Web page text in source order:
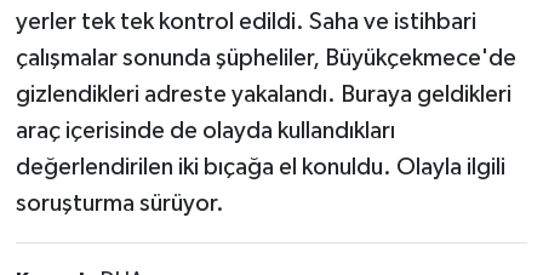
yerler tek tek kontrol edildi. Saha ve istihbari
çalışmalar sonunda şüpheliler, Büyükçekmece'de
gizlendikleri adreste yakalandı. Buraya geldikleri
araç içerisinde de olayda kullandıkları
değerlendirilen iki bıçağa el konuldu. Olayla ilgili
soruşturma sürüyor.